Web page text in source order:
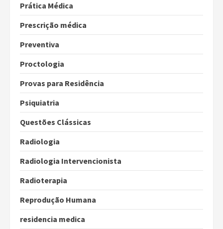
Prática Médica
Prescrição médica
Preventiva
Proctologia
Provas para Residência
Psiquiatria
Questões Clássicas
Radiologia
Radiologia Intervencionista
Radioterapia
Reprodução Humana
residencia medica